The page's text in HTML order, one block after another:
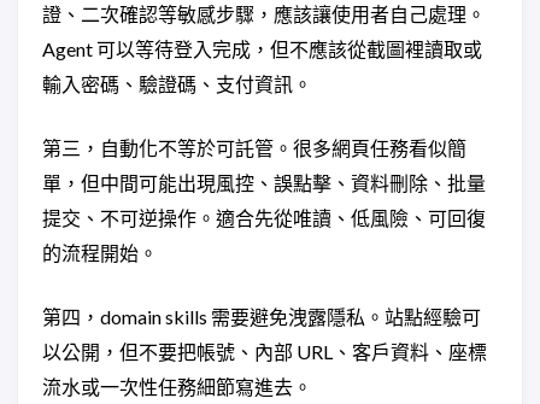
證、二次確認等敏感步驟，應該讓使用者自己處理。
Agent 可以等待登入完成，但不應該從截圖裡讀取或
輸入密碼、驗證碼、支付資訊。
第三，自動化不等於可託管。很多網頁任務看似簡
單，但中間可能出現風控、誤點擊、資料刪除、批量
提交、不可逆操作。適合先從唯讀、低風險、可回復
的流程開始。
第四，domain skills 需要避免洩露隱私。站點經驗可
以公開，但不要把帳號、內部 URL、客戶資料、座標
流水或一次性任務細節寫進去。